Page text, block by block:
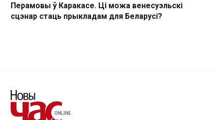
Перамовы ў Каракасе. Ці можа венесуэльскі
сцэнар стаць прыкладам для Беларусі?